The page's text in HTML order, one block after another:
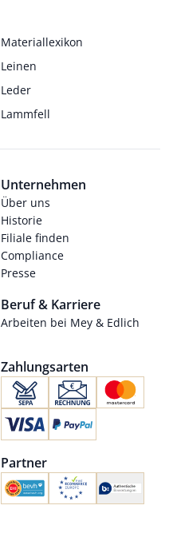
Materiallexikon
Leinen
Leder
Lammfell
Unternehmen
Über uns
Historie
Filiale finden
Compliance
Presse
Beruf & Karriere
Arbeiten bei Mey & Edlich
Zahlungsarten
Partner